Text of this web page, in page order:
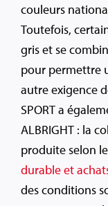
couleurs
Toutefois,
gris et se
pour permettre
autre exigence
SPORT a
ALBRIGHT : la
produite selon
durable et
des conditions